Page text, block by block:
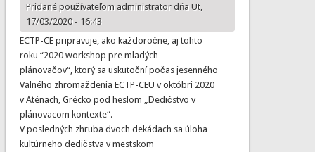
Pridané používateľom administratordňa Ut,
17/03/2020 - 16:43
ECTP-CE pripravuje, ako každoročne, aj tohto
roku “2020 workshop pre mladých
plánovačov“, ktorý sa uskutoční počas jesenného
Valného zhromaždenia ECTP-CEU v októbri 2020
v Aténach, Grécko pod heslom „Dedičstvo v
plánovacom kontexte“.
V posledných zhruba dvoch dekádach sa úloha
kultúrneho dedičstva v mestskom